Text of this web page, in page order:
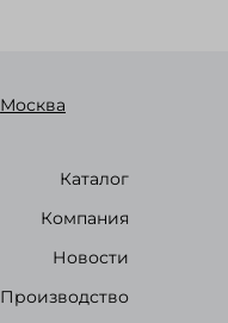
Москва
Каталог
Компания
Новости
Производство